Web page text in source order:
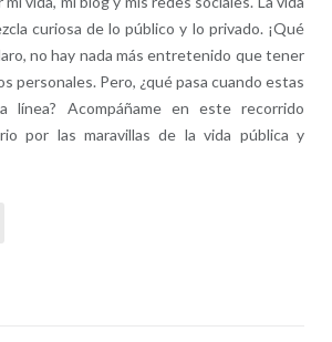
curiosa de lo público y lo privado. ¡Qué
no hay nada más entretenido que tener
personales. Pero, ¿qué pasa cuando estas
línea? Acompáñame en este recorrido
por las maravillas de la vida pública y